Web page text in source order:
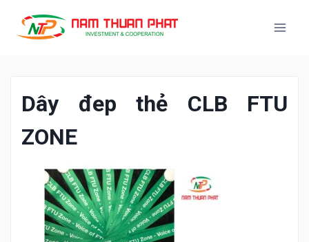
Dây đep thẻ CLB FTU
ZONE